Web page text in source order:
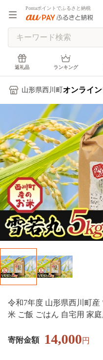
Pontaポイントでふるさと納税
返礼品 ランキング
山形県西川町 オンライ
令和7年度 山形県西川町産
米 ご飯 ごはん 自宅用 家
寄附金額 14,000円